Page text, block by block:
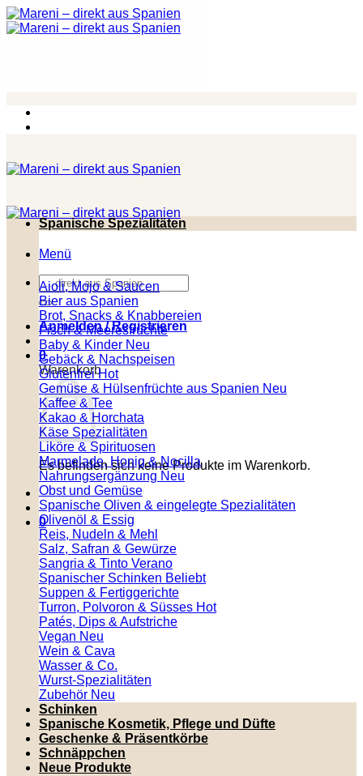
Zum
Inhalt
Menü
Suchen
nach:
Anmelden / Registrieren
0
Warenkorb
Es befinden sich keine Produkte im Warenkorb.
0
Spanische Spezialitäten
Aioli, Mojo & Saucen
Bier aus Spanien
Brot, Snacks & Knabbereien
Fisch & Meeresfrüchte
Baby & Kinder
Gebäck & Nachspeisen
Glutenfrei
Gemüse & Hülsenfrüchte aus Spanien
Kaffee & Tee
Kakao & Horchata
Käse Spezialitäten
Liköre & Spirituosen
Marmelade, Honig & Nocilla
Nahrungsergänzung
Obst und Gemüse
Spanische Oliven & eingelegte Spezialitäten
Olivenöl & Essig
Reis, Nudeln & Mehl
Salz, Safran & Gewürze
Sangria & Tinto Verano
Spanischer Schinken
Suppen & Fertiggerichte
Turron, Polvoron & Süsses
Patés, Dips & Aufstriche
Vegan
Wein & Cava
Wasser & Co.
Wurst-Spezialitäten
Zubehör
Schinken
Spanische Kosmetik, Pflege und Düfte
Geschenke & Präsentkörbe
Schnäppchen
Neue Produkte